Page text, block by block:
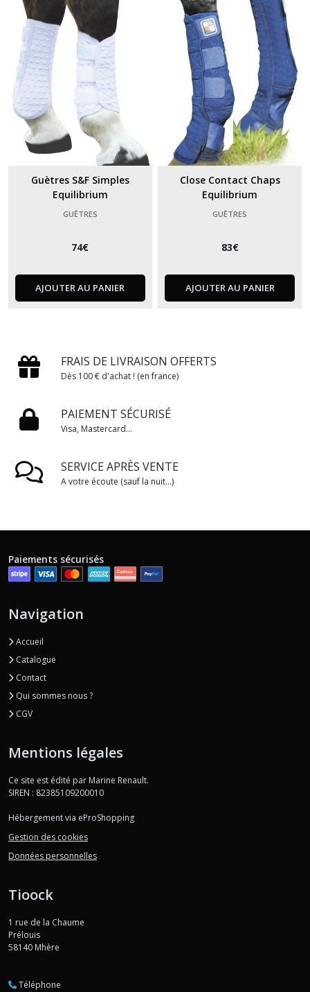
Guètres S&F Simples
Equilibrium
GUÊTRES
74€
AJOUTER AU PANIER
Close Contact Chaps
Equilibrium
GUÊTRES
83€
AJOUTER AU PANIER
FRAIS DE LIVRAISON OFFERTS
Dès 100 € d'achat ! (en france)
PAIEMENT SÉCURISÉ
Visa, Mastercard...
SERVICE APRÈS VENTE
A votre écoute (sauf la nuit...)
Paiements sécurisés
Navigation
Accueil
Catalogue
Contact
Qui sommes nous ?
CGV
Mentions légales
Ce site est édité par Marine Renault.
SIREN : 82385109200010
Hébergement via eProShopping
Gestion des cookies
Données personnelles
Tioock
1 rue de la Chaume
Prélouis
58140 Mhère
Téléphone